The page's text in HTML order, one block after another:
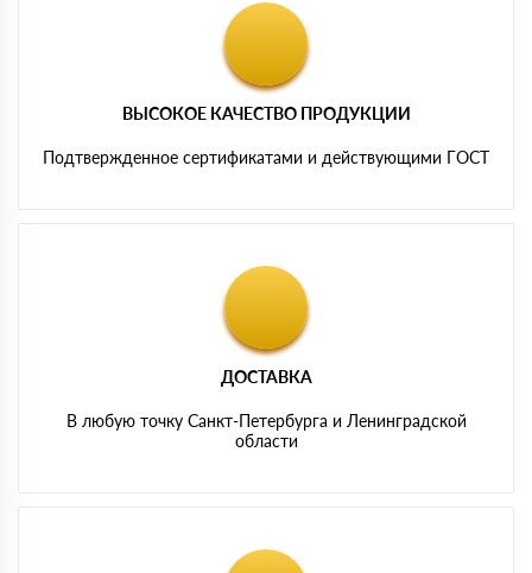
ВЫСОКОЕ КАЧЕСТВО ПРОДУКЦИИ
Подтвержденное сертификатами и действующими ГОСТ
ДОСТАВКА
В любую точку Санкт-Петербурга и Ленинградской
области